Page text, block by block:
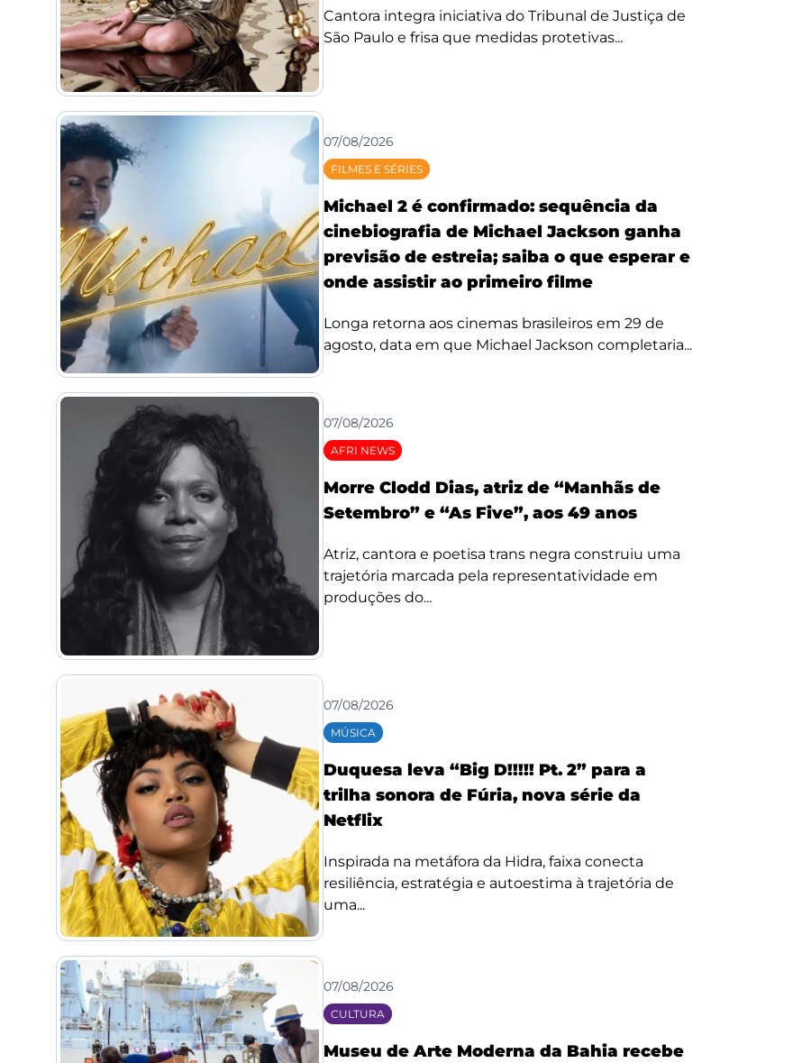
Cantora integra iniciativa do Tribunal de Justiça de
São Paulo e frisa que medidas protetivas...
07/08/2026
FILMES E SÉRIES
Michael 2 é confirmado: sequência da
cinebiografia de Michael Jackson ganha
previsão de estreia; saiba o que esperar e
onde assistir ao primeiro filme
Longa retorna aos cinemas brasileiros em 29 de
agosto, data em que Michael Jackson completaria...
07/08/2026
AFRI NEWS
Morre Clodd Dias, atriz de “Manhãs de
Setembro” e “As Five”, aos 49 anos
Atriz, cantora e poetisa trans negra construiu uma
trajetória marcada pela representatividade em
produções do...
07/08/2026
MÚSICA
Duquesa leva “Big D!!!!! Pt. 2” para a
trilha sonora de Fúria, nova série da
Netflix
Inspirada na metáfora da Hidra, faixa conecta
resiliência, estratégia e autoestima à trajetória de
uma...
07/08/2026
CULTURA
Museu de Arte Moderna da Bahia recebe